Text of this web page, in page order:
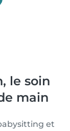
le soin
main
et